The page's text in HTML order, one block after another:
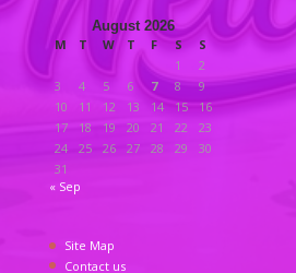
August 2026
M
T W T F S
S
1
2
3
4 5 6 7 8
9
10
11 12 13 14 15
16
17
18 19 20 21 22
23
24
25 26 27 28 29
30
31
« Sep
Site Map
Contact us